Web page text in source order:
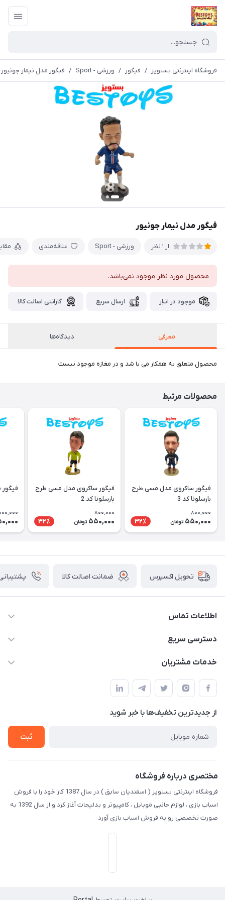
فروشگاه اینترنتی بستویز / فیگور / ورزشی - Sport / فیگور مدل نیمار جونیور
فیگور مدل نیمار جونیور
از 1 نظر ورزشی - Sport علاقه‌مندی
محصول مورد نظر موجود نمی‌باشد.
موجود در انبار ارسال سریع گارانتی اصالت کالا
معرفی دیدگاه‌ها
محصول متعلق به همکار می با شد و در مغازه موجود نیست
محصولات مرتبط
فیگور ساکروی مدل مسی طرح
بارسلونا کد 3
800,000
550,000 تومان 32٪
فیگور ساکروی مدل مسی طرح
بارسلونا کد 2
800,000
550,000 تومان 32٪
تحویل اکسپرس ضمانت اصالت کالا پشتیبانی ۲۴
اطلاعات تماس
09123941837
دسترسی سریع
حساب کاربری
لیست محصولات
درباره ما
خدمات مشتریان
قوانین و مقررات
حریم خصوصی
راهنما
از جدید‌ترین تخفیف‌ها با‌ خبر شوید
ثبت
مختصری درباره فروشگاه
فروشگاه اینترنتی بستویز ( اسفندیان سابق ) در سال 1387 کار خود را با فروش
اسباب بازی ، لوازم جانبی موبایل ، کامپیوتر و بدلیجات آغاز کرد و از سال 1392 به
صورت تخصصی رو به فروش اسباب بازی آورد